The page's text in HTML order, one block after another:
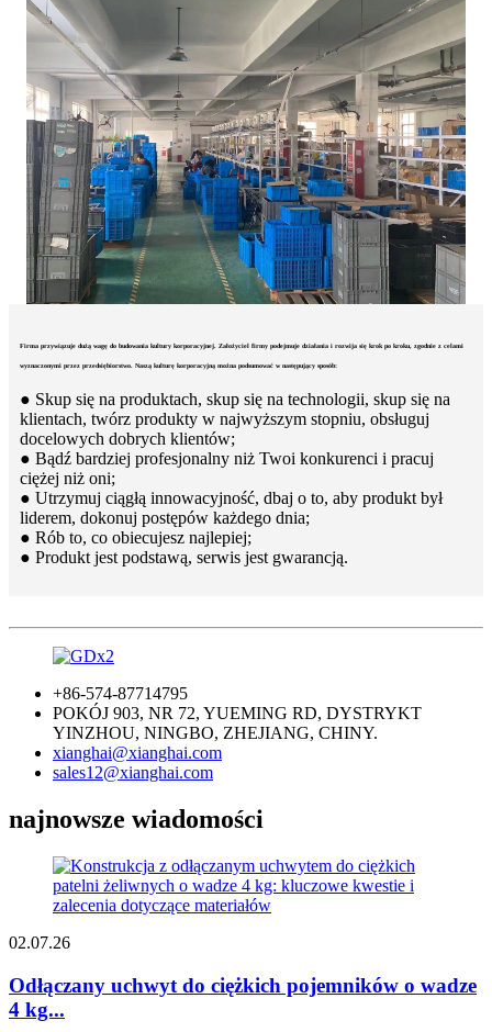
Firma przywiązuje dużą wagę do budowania kultury korporacyjnej. Założyciel firmy podejmuje działania i rozwija się krok po kroku, zgodnie z celami
wyznaczonymi przez przedsiębiorstwo. Naszą kulturę korporacyjną można podsumować w następujący sposób:
● Skup się na produktach, skup się na technologii, skup się na
klientach, twórz produkty w najwyższym stopniu, obsługuj
docelowych dobrych klientów;
● Bądź bardziej profesjonalny niż Twoi konkurenci i pracuj
ciężej niż oni;
● Utrzymuj ciągłą innowacyjność, dbaj o to, aby produkt był
liderem, dokonuj postępów każdego dnia;
● Rób to, co obiecujesz najlepiej;
● Produkt jest podstawą, serwis jest gwarancją.
+86-574-87714795
POKÓJ 903, NR 72, YUEMING RD, DYSTRYKT
YINZHOU, NINGBO, ZHEJIANG, CHINY.
xianghai@xianghai.com
sales12@xianghai.com
najnowsze wiadomości
02.07.26
Odłączany uchwyt do ciężkich pojemników o wadze
4 kg...